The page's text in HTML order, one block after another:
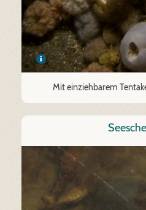
Mit einziehbarem